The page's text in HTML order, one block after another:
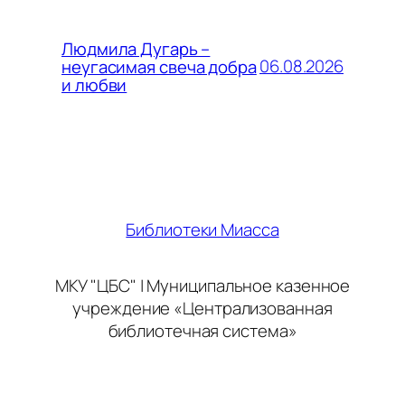
Людмила Дугарь –
неугасимая свеча добра
и любви
06.08.2026
Библиотеки Миасса
МКУ "ЦБС" | Муниципальное казенное
учреждение «Централизованная
библиотечная система»